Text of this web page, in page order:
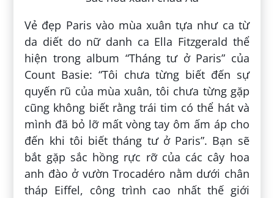
Vẻ đẹp Paris vào mùa xuân tựa như ca từ
da diết do nữ danh ca Ella Fitzgerald thể
hiện trong album “Tháng tư ở Paris” của
Count Basie: “Tôi chưa từng biết đến sự
quyến rũ của mùa xuân, tôi chưa từng gặp
cũng không biết rằng trái tim có thể hát và
mình đã bỏ lỡ mất vòng tay ôm ấm áp cho
đến khi tôi biết tháng tư ở Paris”. Bạn sẽ
bắt gặp sắc hồng rực rỡ của các cây hoa
anh đào ở vườn Trocadéro nằm dưới chân
tháp Eiffel, công trình cao nhất thế giới